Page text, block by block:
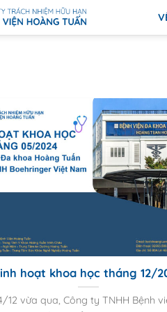
hoạt khoa học tháng 12/
12 vừa qua, Công ty TNHH Bệnh